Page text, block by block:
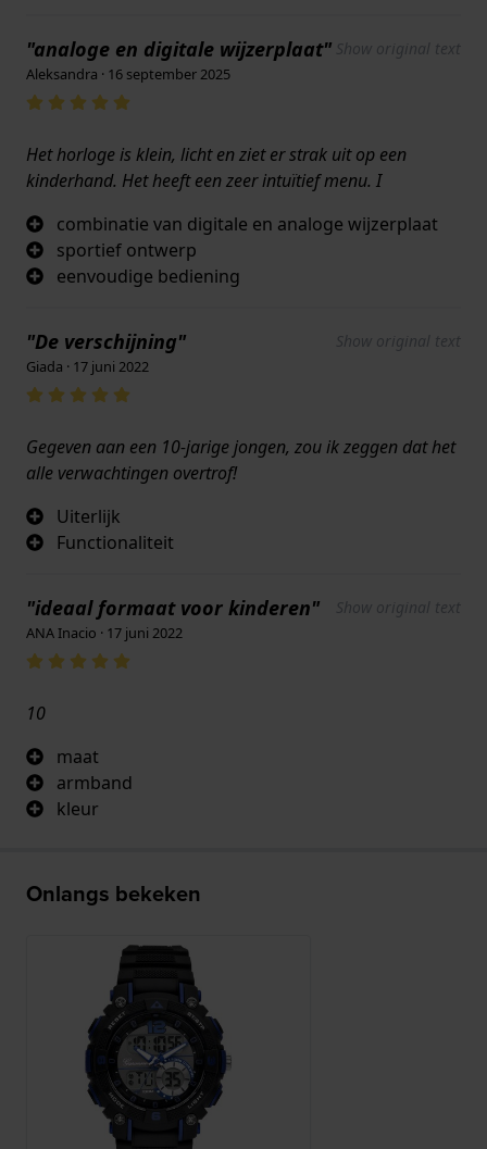
"analoge en digitale wijzerplaat" Show original text
Aleksandra · 16 september 2025
Het horloge is klein, licht en ziet er strak uit op een
kinderhand. Het heeft een zeer intuïtief menu. I
combinatie van digitale en analoge wijzerplaat
sportief ontwerp
eenvoudige bediening
"De verschijning" Show original text
Giada · 17 juni 2022
Gegeven aan een 10-jarige jongen, zou ik zeggen dat het
alle verwachtingen overtrof!
Uiterlijk
Functionaliteit
"ideaal formaat voor kinderen" Show original text
ANA Inacio · 17 juni 2022
10
maat
armband
kleur
Onlangs bekeken